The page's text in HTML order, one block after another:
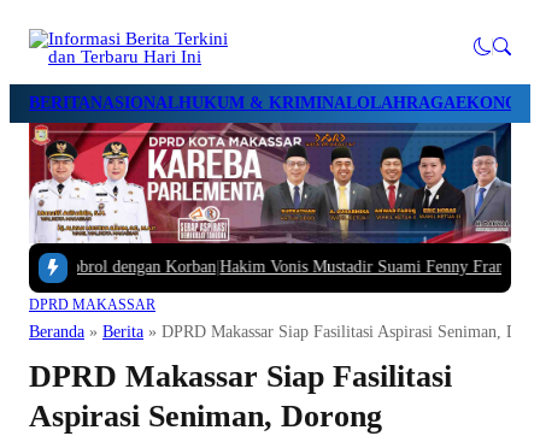
BERITANASIONALHUKUM & KRIMINALOLAHRAGA
dengan Korban|Hakim Vonis Mustadir Suami Fenny Frans 1,5
DPRD MAKASSAR
Beranda » Berita » DPRD Makassar Siap Fasilitasi Aspirasi Seniman,
DPRD Makassar Siap Fasilitasi
Aspirasi Seniman, Dorong